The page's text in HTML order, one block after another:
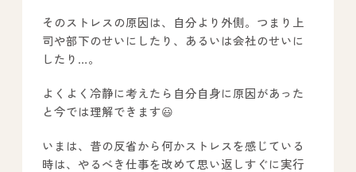
CEO BLOG
オールピース代表の部屋
そのストレスの原因は、自分より外側。つまり上
司や部下のせいにしたり、あるいは会社のせいに
したり…。
よくよく冷静に考えたら自分自身に原因があった
と今では理解できます😃
いまは、昔の反省から何かストレスを感じている
時は、やるべき仕事を改めて思い返しすぐに実行